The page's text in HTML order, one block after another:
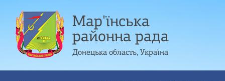
Мар'їнська
районна рада
Донецька область, Україна